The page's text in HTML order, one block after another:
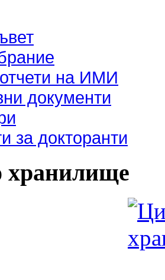
на ИМИ
документи
за докторанти